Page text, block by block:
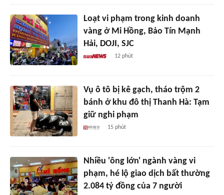
Loạt vi phạm trong kinh doanh
vàng ở Mi Hồng, Bảo Tín Mạnh
Hải, DOJI, SJC
12 phút
Vụ ô tô bị kê gạch, tháo trộm 2
bánh ở khu đô thị Thanh Hà: Tạm
giữ nghi phạm
15 phút
Nhiều 'ông lớn' ngành vàng vi
phạm, hé lộ giao dịch bất thường
2.084 tỷ đồng của 7 người